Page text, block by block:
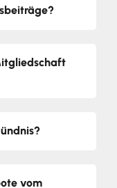
vom